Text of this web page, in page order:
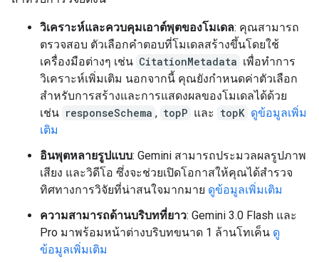
วิเคราะห์และควบคุมเอาต์พุตของโมเดล: คุณสามารถ
ตรวจสอบ ตัวเลือกคำตอบที่โมเดลสร้างขึ้นโดยใช้
เครื่องมือต่างๆ เช่น CitationMetadata เพื่อทำการ
วิเคราะห์เพิ่มเติม นอกจากนี้ คุณยังกำหนดค่าตัวเลือก
สำหรับการสร้างและการแสดงผลของโมเดลได้ด้วย
เช่น responseSchema , topP และ topK ดูข้อมูลเพิ่ม
เติม
อินพุตหลายรูปแบบ: Gemini สามารถประมวลผลรูปภาพ
เสียง และวิดีโอ ซึ่งจะช่วยเปิดโอกาสให้คุณได้สำรวจ
ทิศทางการวิจัยที่น่าสนใจมากมาย ดูข้อมูลเพิ่มเติม
ความสามารถด้านบริบทที่ยาว: Gemini 3.0 Flash และ
Pro มาพร้อมหน้าต่างบริบทขนาด 1 ล้านโทเค็น ดู
ข้อมูลเพิ่มเติม